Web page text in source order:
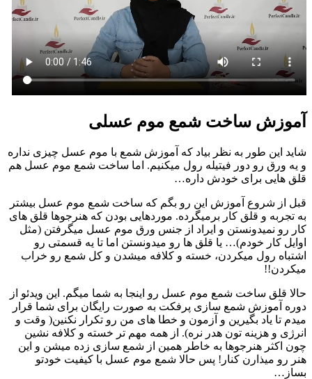
آموزش ساخت شمع موم عسلی
شاید این طور به نظر بیاد که آموزش شمع با موم عسل چیزی نداره
و یه ورق رو دور فیتیله رول میکنیم. اما ساخت شمع موم عسل هم
قلق هایی برای خودش داره…
قبل از شروع آموزش این رو بگم که ساخت شمع موم عسل بیشتر
به تجربه و قلق کار برمیگرده. موردهایی بودن که هنرجوها قلق های
کار رو نمیدونستن و ایراد از جنس ورق موم عسل میگرفتن (مثل
اوایل کار خودم)… یا قلق ها رو میدونستن اما تا یه قسمتی رو
اشتباه رول میکردن، خسته و کلافه میشدن و کل شمع رو خراب
میکردن!!
حالا قلق ساخت شمع موم عسل رو اینجا به شما میگم. این ویدئو از
دوره آموزش شمع سازی پرفکت به صورت رایگان برای شما قرار
میدم تا یاد بگیرین و آزمون و خطا های من رو تکرار نکنین( وقت و
انرژی و هزینه تون هدر نره). از همه مهم تر خسته و کلافه نشین
چون اکثر هنرجوها به خاطر همین از شمع سازی زده میشن و این
هنر رو میذارن کنار! پس حالا شمع موم عسل با کیفیت خودتو
بساز…